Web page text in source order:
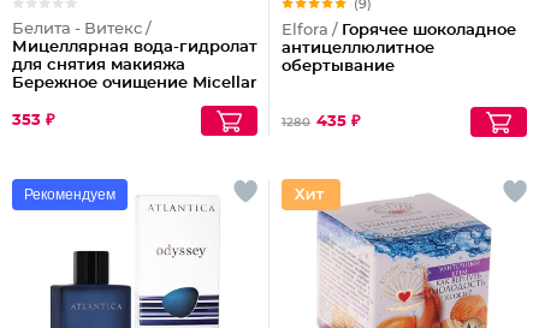
Белита - Витекс /
Мицеллярная вода-гидролат
для снятия макияжа
Бережное очищение Micellar
353 ₽
(9)
Elfora / Горячее шоколадное
антицеллюлитное
обертывание
1280 435 ₽
Рекомендуем